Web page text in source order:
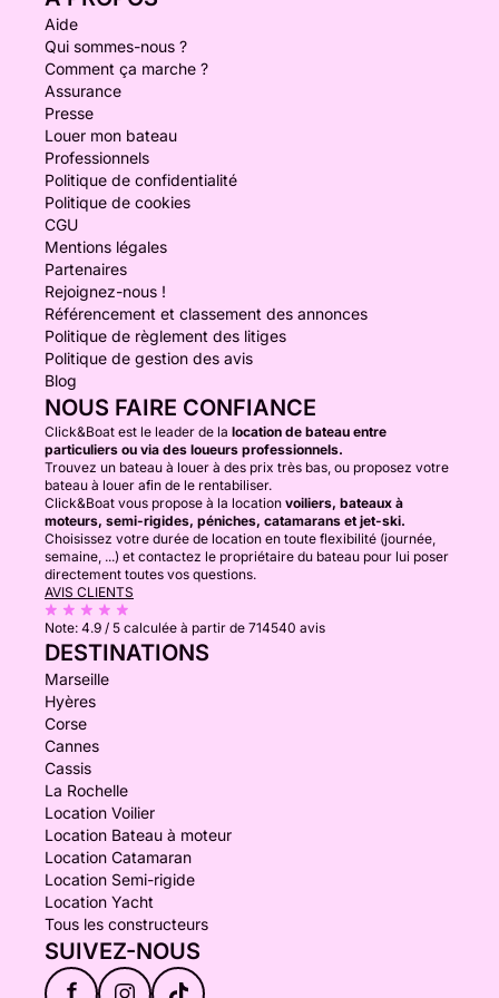
Aide
Qui sommes-nous ?
Comment ça marche ?
Assurance
Presse
Louer mon bateau
Professionnels
Politique de confidentialité
Politique de cookies
CGU
Mentions légales
Partenaires
Rejoignez-nous !
Référencement et classement des annonces
Politique de règlement des litiges
Politique de gestion des avis
Blog
NOUS FAIRE CONFIANCE
Click&Boat est le leader de la location de bateau entre
particuliers ou via des loueurs professionnels.
Trouvez un bateau à louer à des prix très bas, ou proposez votre
bateau à louer afin de le rentabiliser.
Click&Boat vous propose à la location voiliers, bateaux à
moteurs, semi-rigides, péniches, catamarans et jet-ski.
Choisissez votre durée de location en toute flexibilité (journée,
semaine, ...) et contactez le propriétaire du bateau pour lui poser
directement toutes vos questions.
AVIS CLIENTS
Note: 4.9 / 5 calculée à partir de 714540 avis
DESTINATIONS
Marseille
Hyères
Corse
Cannes
Cassis
La Rochelle
Location Voilier
Location Bateau à moteur
Location Catamaran
Location Semi-rigide
Location Yacht
Tous les constructeurs
SUIVEZ-NOUS